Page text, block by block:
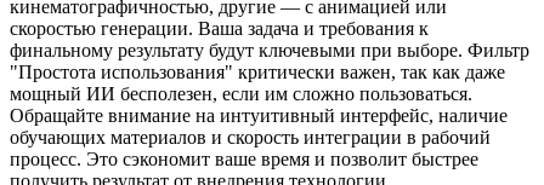
кинематографичностью, другие — с анимацией или
скоростью генерации. Ваша задача и требования к
финальному результату будут ключевыми при выборе. Фильтр
"Простота использования" критически важен, так как даже
мощный ИИ бесполезен, если им сложно пользоваться.
Обращайте внимание на интуитивный интерфейс, наличие
обучающих материалов и скорость интеграции в рабочий
процесс. Это сэкономит ваше время и позволит быстрее
получить результат от внедрения технологии.